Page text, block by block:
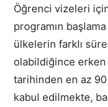
Öğrenci vizeleri
programın
ülkelerin farklı
olabildiğince erken
tarihinden en az
kabul edilmekte,